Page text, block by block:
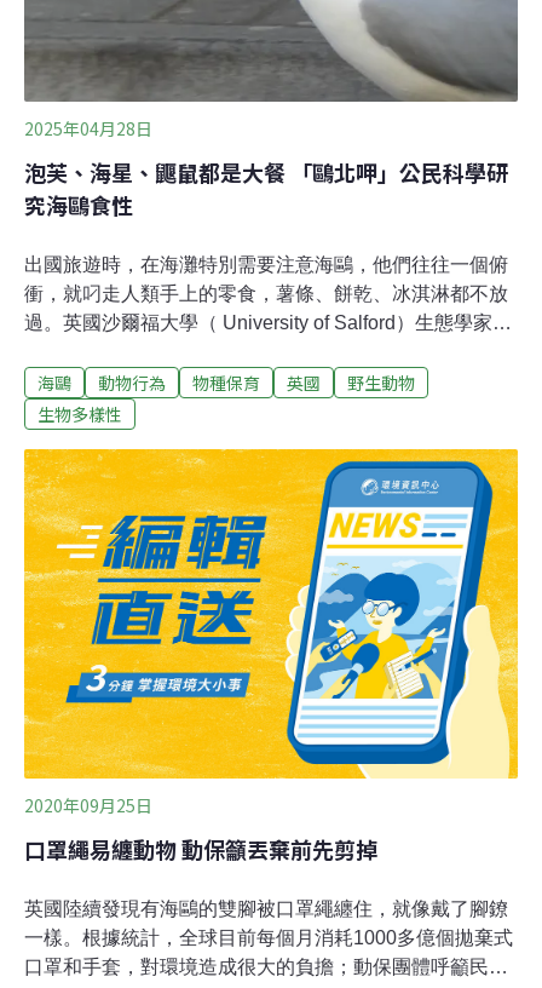
2025年04月28日
泡芙、海星、鼴鼠都是大餐 「鷗北呷」公民科學研
究海鷗食性
出國旅遊時，在海灘特別需要注意海鷗，他們往往一個俯
衝，就叼走人類手上的零食，薯條、餅乾、冰淇淋都不放
過。英國沙爾福大學（ University of Salford）生態學家萊
花八門，從三明治、泡芙、魚類、海星，再到各種鳥類、
小型哺乳類，甚至連鼴鼠和兔子都「慘遭不測」。萊斯利
譯為海鷗進食），計畫內容相當簡單，即是請求全球民眾
提供他們所拍到海鷗吃東西的畫面，而且禁止蓄意餵食的
照片。萊斯利告訴《BBC》，他常在社群媒體上看到海鷗
吃各種奇妙食物的照片，因此想出這個點子。「透過了解
海鷗的食性，我們能知道更多牠們的行為、在生態系的角
色，以及在這個變動世界中面臨的壓力。」全球暖化導致
海洋變化、人類過度捕撈造成食物減少、禽流感蔓延等，
正威脅海鷗生存。英國海鷗的數量正在下降
海鷗 動物行為 物種保育 英國
野生動物
生物多樣性
2020年09月25日
口罩繩易纏動物 動保籲丟棄前先剪掉
英國陸續發現有海鷗的雙腳被口罩繩纏住，就像戴了腳鐐
一樣。根據統計，全球目前每個月消耗1000多億個拋棄式
口罩和手套，對環境造成很大的負擔；動保團體呼籲民眾